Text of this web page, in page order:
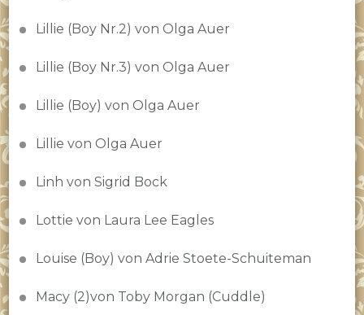
Lillie (Boy Nr.2) von Olga Auer
Lillie (Boy Nr.3) von Olga Auer
Lillie (Boy) von Olga Auer
Lillie von Olga Auer
Linh von Sigrid Bock
Lottie von Laura Lee Eagles
Louise (Boy) von Adrie Stoete-Schuiteman
Macy (2)von Toby Morgan (Cuddle)